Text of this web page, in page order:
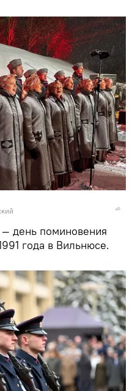
день поминовения
года в Вильнюсе.